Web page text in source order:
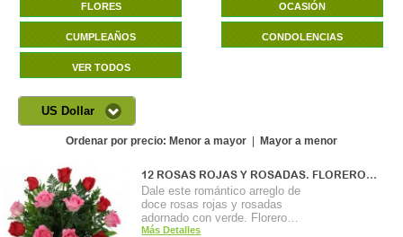
FLORES OCASIÓN
CUMPLEAÑOS CONDOLENCIAS
VER TODOS
US Dollar
Ordenar por precio: Menor a mayor Mayor a menor
12 ROSAS ROJAS Y ROSADAS. FLORERO…
Dale este romántico arreglo de
doce rosas rojas y rosadas
adornado con verde. Florero…
Más Detalles